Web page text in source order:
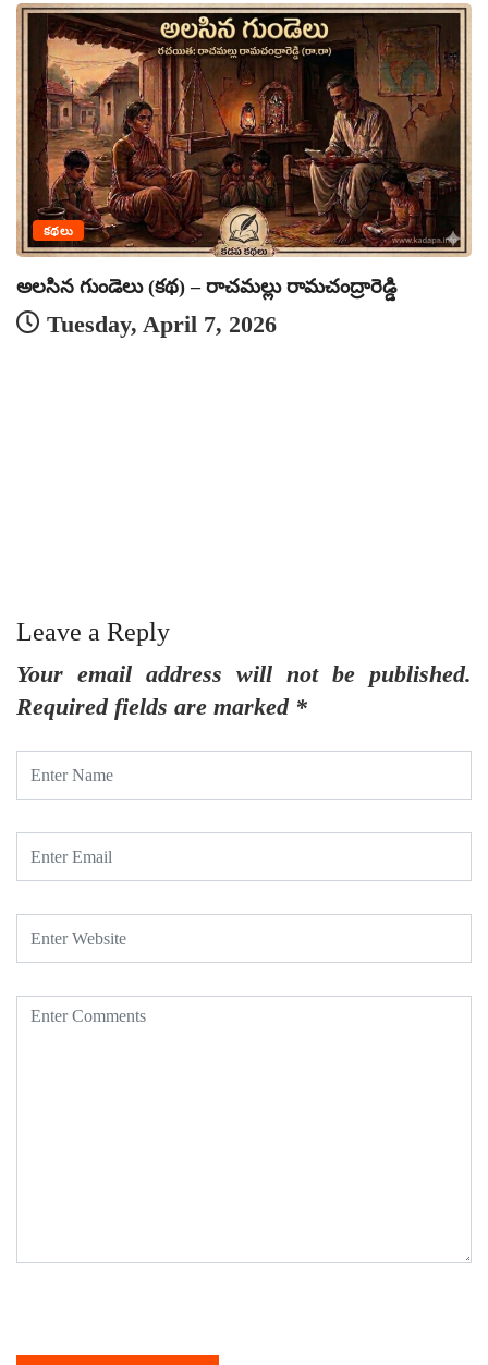
కథలు
అలసిన గుండెలు (కథ) – రాచమల్లు రామచంద్రారెడ్డి
Tuesday, April 7, 2026
Leave a Reply
Your email address will not be published.
Required fields are marked *